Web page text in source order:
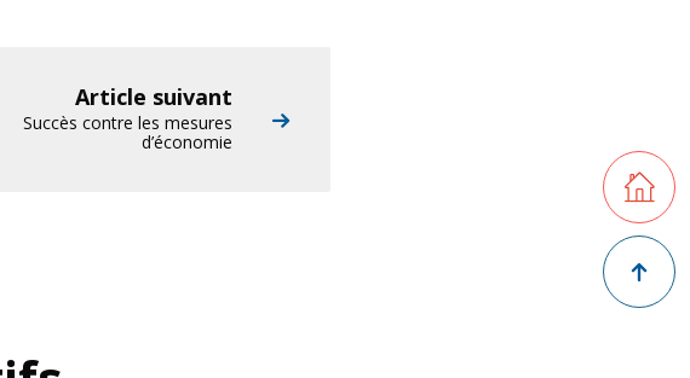
Article suivant
Succès contre les mesures
d’économie
Retour